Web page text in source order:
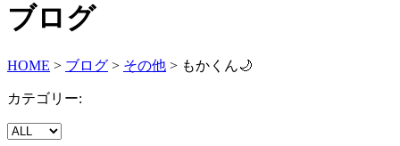
ブログ
HOME > ブログ > その他 > もかくん🌙
カテゴリー: